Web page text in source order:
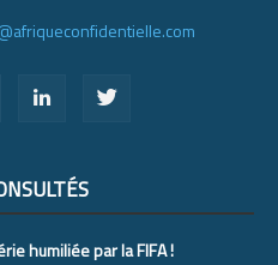
humiliée par la FIFA !